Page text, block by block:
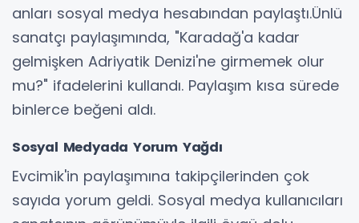
anları sosyal medya hesabından paylaştı.Ünlü
sanatçı paylaşımında, "Karadağ'a kadar
gelmişken Adriyatik Denizi'ne girmemek olur
mu?" ifadelerini kullandı. Paylaşım kısa sürede
binlerce beğeni aldı.
Sosyal Medyada Yorum Yağdı
Evcimik'in paylaşımına takipçilerinden çok
sayıda yorum geldi. Sosyal medya kullanıcıları